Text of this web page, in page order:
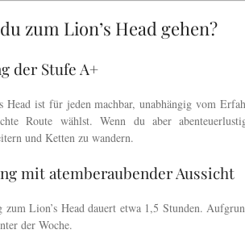
zum Lion’s Head gehen?
der Stufe A+
Head ist für jeden machbar, unabhängig vom
Route wählst. Wenn du aber
und Ketten zu wandern.
mit atemberaubender Aussicht
Lion’s Head dauert etwa 1,5 Stunden.
der Woche.